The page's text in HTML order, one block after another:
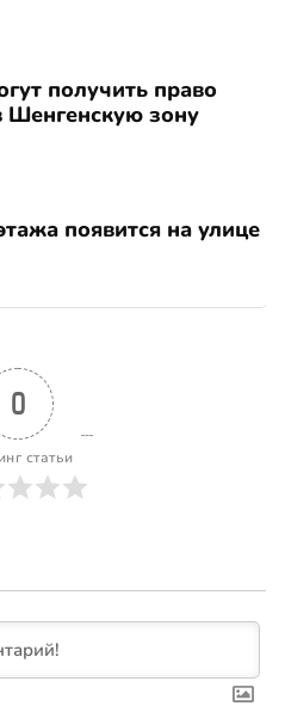
получить право
Шенгенскую зону
появится на улице
0
статьи